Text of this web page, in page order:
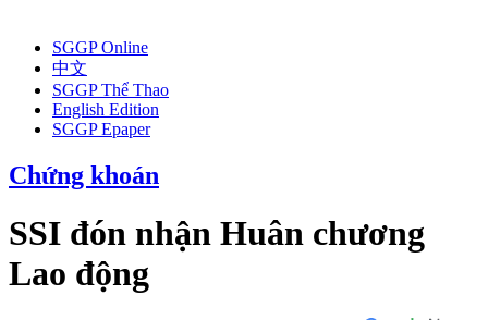
SGGP Online
中文
SGGP Thể Thao
English Edition
SGGP Epaper
Chứng khoán
SSI đón nhận Huân chương
Lao động